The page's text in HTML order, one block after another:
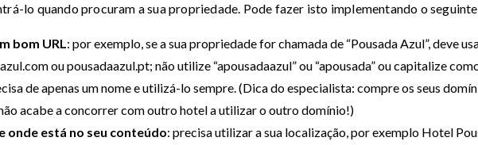
lo quando procuram a sua propriedade. Pode fazer isto implementando o
bom URL: por exemplo, se a sua propriedade for chamada de “Pousada Azul”, deve
ou pousadaazul.pt; não utilize “apousadaazul” ou “apousada” ou capitalize
de apenas um nome e utilizá-lo sempre. (Dica do especialista: compre os seus
acabe a concorrer com outro hotel a utilizar o outro domínio!)
onde está no seu conteúdo: precisa utilizar a sua localização, por exemplo Hotel